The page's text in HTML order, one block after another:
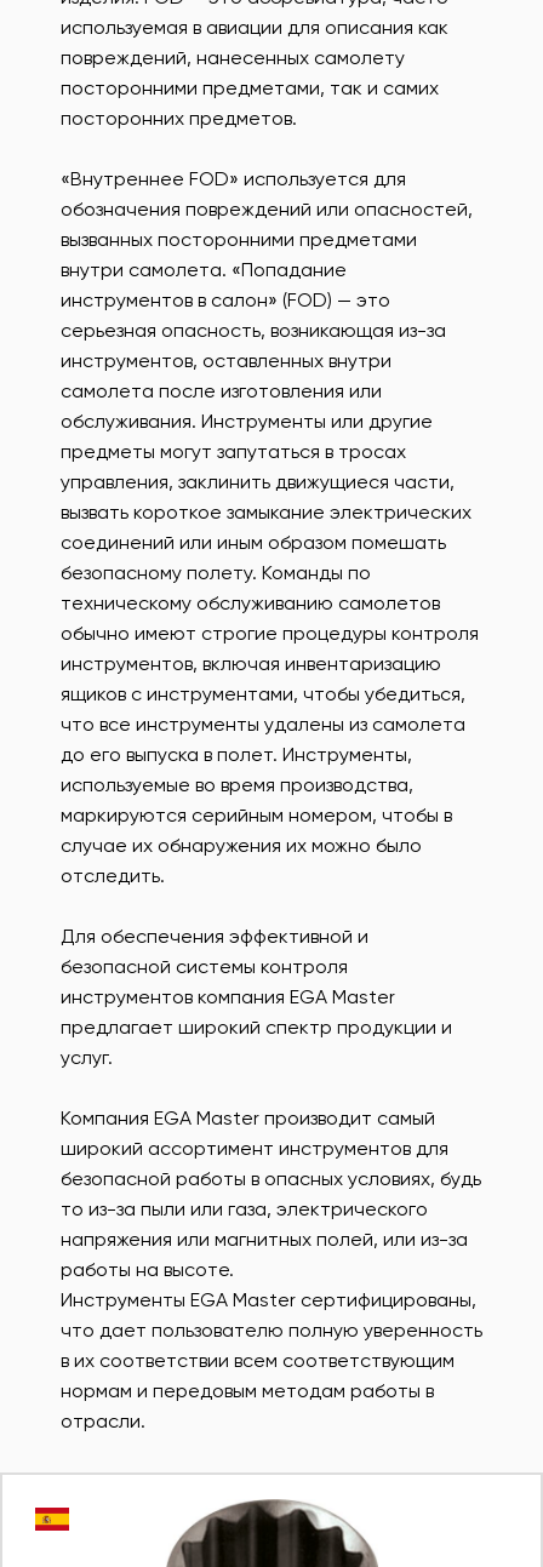
используемая в авиации для описания как
повреждений, нанесенных самолету
посторонними предметами, так и самих
посторонних предметов.
«Внутреннее FOD» используется для
обозначения повреждений или опасностей,
вызванных посторонними предметами
внутри самолета. «Попадание
инструментов в салон» (FOD) — это
серьезная опасность, возникающая из-за
инструментов, оставленных внутри
самолета после изготовления или
обслуживания. Инструменты или другие
предметы могут запутаться в тросах
управления, заклинить движущиеся части,
вызвать короткое замыкание электрических
соединений или иным образом помешать
безопасному полету. Команды по
техническому обслуживанию самолетов
обычно имеют строгие процедуры контроля
инструментов, включая инвентаризацию
ящиков с инструментами, чтобы убедиться,
что все инструменты удалены из самолета
до его выпуска в полет. Инструменты,
используемые во время производства,
маркируются серийным номером, чтобы в
случае их обнаружения их можно было
отследить.
Для обеспечения эффективной и
безопасной системы контроля
инструментов компания EGA Master
предлагает широкий спектр продукции и
услуг.
Компания EGA Master производит самый
широкий ассортимент инструментов для
безопасной работы в опасных условиях, будь
то из-за пыли или газа, электрического
напряжения или магнитных полей, или из-за
работы на высоте.
Инструменты EGA Master сертифицированы,
что дает пользователю полную уверенность
в их соответствии всем соответствующим
нормам и передовым методам работы в
отрасли.